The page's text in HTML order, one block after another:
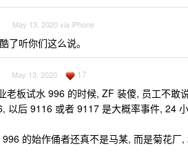
May 13, 2020 via iPhone
了听你们这么说。
May 13, 2020 17
老板试水 996 的时候, ZF 装傻, 员工不敢
以后 9116 或者 9117 是大概率事件, 24
的始作俑者还真不是马某, 而是菊花